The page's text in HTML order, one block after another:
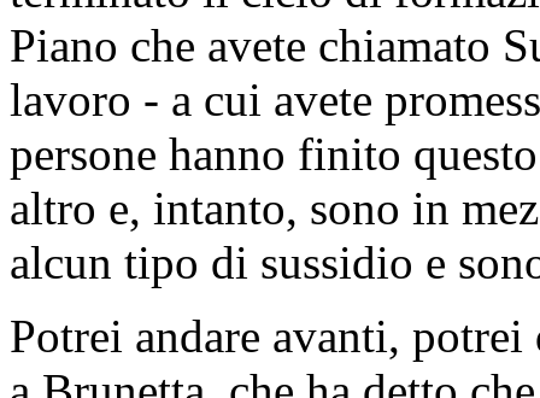
PRESIDENTE. Non c'è
regole e del Regolamento.
DARIO CAROTENUTO(
politica. Quindi, nel
Ministro accusato di aver
dei cittadini, allora noi
maggior ragione,